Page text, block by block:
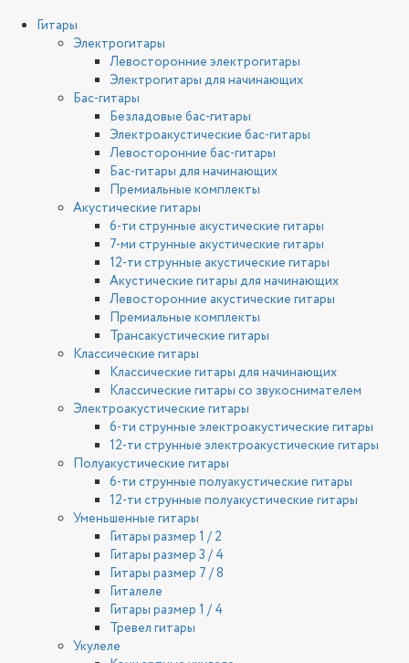
Гитары
Электрогитары
Левосторонние электрогитары
Электрогитары для начинающих
Бас-гитары
Безладовые бас-гитары
Электроакустические бас-гитары
Левосторонние бас-гитары
Бас-гитары для начинающих
Премиальные комплекты
Акустические гитары
6-ти струнные акустические гитары
7-ми струнные акустические гитары
12-ти струнные акустические гитары
Акустические гитары для начинающих
Левосторонние акустические гитары
Премиальные комплекты
Трансакустические гитары
Классические гитары
Классические гитары для начинающих
Классические гитары со звукоснимателем
Электроакустические гитары
6-ти струнные электроакустические гитары
12-ти струнные электроакустические гитары
Полуакустические гитары
6-ти струнные полуакустические гитары
12-ти струнные полуакустические гитары
Уменьшенные гитары
Гитары размер 1 / 2
Гитары размер 3 / 4
Гитары размер 7 / 8
Гиталеле
Гитары размер 1 / 4
Тревел гитары
Укулеле